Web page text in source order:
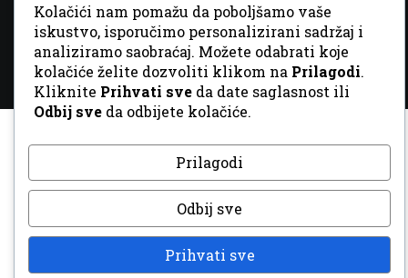
Kolačići nam pomažu da poboljšamo vaše
iskustvo, isporučimo personalizirani sadržaj i
analiziramo saobraćaj. Možete odabrati koje
kolačiće želite dozvoliti klikom na Prilagodi.
Kliknite Prihvati sve da date saglasnost ili
Odbij sve da odbijete kolačiće.
Prilagodi
Odbij sve
Prihvati sve